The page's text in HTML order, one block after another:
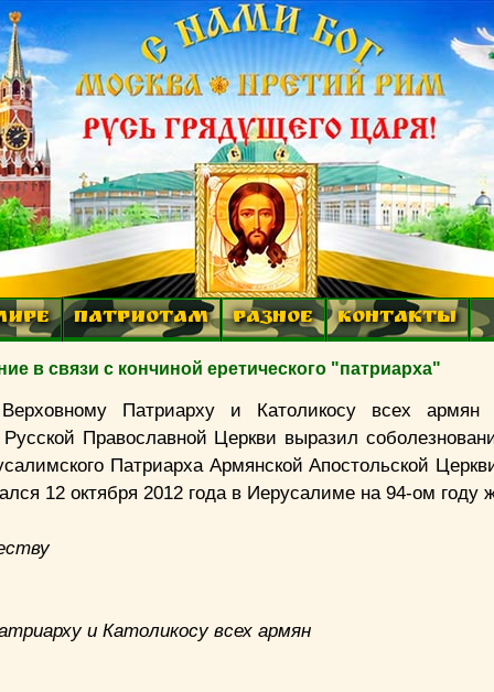
ПАТРИОТАМ РАЗНОЕ КОНТАКТЫ
в связи с кончиной еретического "патриарха"
Патриарху и Католикосу всех армян
Русской Православной Церкви выразил
Патриарха Армянской Апостольской
12 октября 2012 года в Иерусалиме на 94-ом году
и Католикосу всех армян